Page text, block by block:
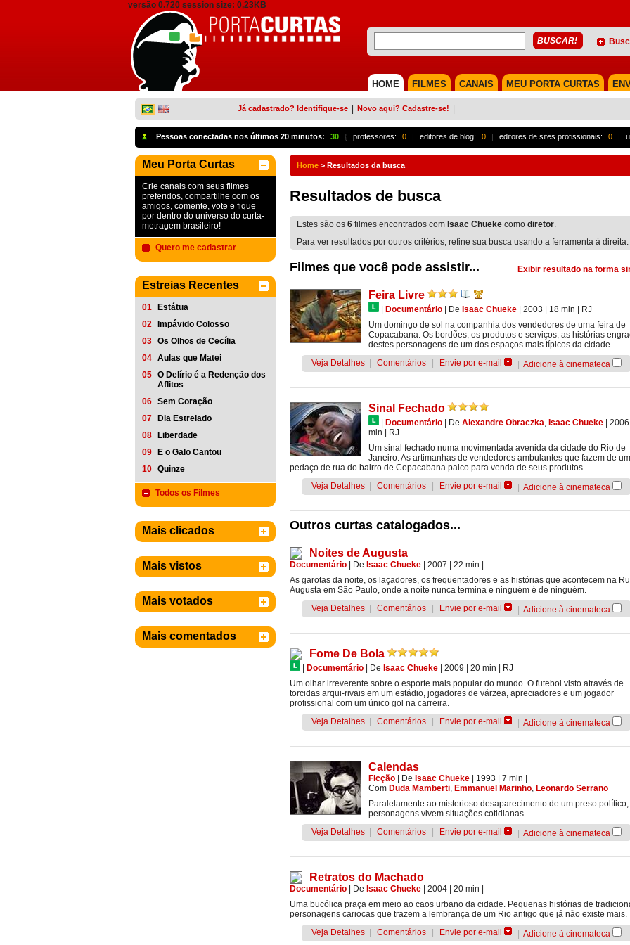
versão 0.720 session size: 0,23KB
MEU PORTA CURTAS
CANAIS
FILMES
HOME
Já cadastrado? Identifique-se Novo aqui? Cadastre-se!
Pessoas conectadas nos últimos 20 minutos: 30 { professores: 0 | editores de blog: 0 | editores de sites profissionais: 0 |
Meu Porta Curtas
Crie canais com seus filmes
preferidos, compartilhe com os
amigos, comente, vote e fique
por dentro do universo do curta-
metragem brasileiro!
Quero me cadastrar
Estreias Recentes
01
Estátua
02
Impávido Colosso
03 Os Olhos de Cecília
04 Aulas que Matei
05 O Delírio é a Redenção dos
Aflitos
06 Sem Coração
07
Dia Estrelado
08
Liberdade
09
E o Galo Cantou
10 Quinze
Todos os Filmes
Mais clicados
Mais vistos
Mais votados
Mais comentados
Home > Resultados da busca
Resultados de busca
Estes são os 6 filmes encontrados com Isaac Chueke como diretor.
Para ver resultados por outros critérios, refine sua busca usando a ferramenta à direita:
Exibir resultado na forma
Filmes que você pode assistir...
Feira Livre
Documentário De Isaac Chueke | 2003 | 18 min
RJ
Um domingo de sol na companhia dos vendedores de uma feira de
Copacabana. Os bordões, os produtos e serviços, as histórias
destes personagens de um dos espaços mais típicos da cidade.
Veja Detalhes
Comentários Envie por e-mail Adicione à cinemateca
Sinal Fechado
Documentário De Alexandre Obraczka, Isaac Chueke | 2006
min
RJ
Um sinal fechado numa movimentada avenida da cidade do Rio de
Janeiro. As artimanhas de vendedores ambulantes que fazem de um
pedaço de rua do bairro de Copacabana palco para venda de seus produtos.
Veja Detalhes
Comentários Envie por e-mail Adicione à cinemateca
Outros curtas catalogados...
Noites de Augusta
Documentário De Isaac Chueke | 2007 | 22 min
As garotas da noite, os laçadores, os freqüentadores e as histórias que acontecem na
Augusta em São Paulo, onde a noite nunca termina e ninguém é de ninguém.
Veja Detalhes
Comentários Envie por e-mail Adicione à cinemateca
Fome De Bola
Documentário De Isaac Chueke | 2009 | 20 min
RJ
Um olhar irreverente sobre o esporte mais popular do mundo. O futebol visto através de
torcidas arqui-rivais em um estádio, jogadores de várzea, apreciadores e um jogador
profissional com um único gol na carreira.
Veja Detalhes
Comentários Envie por e-mail Adicione à cinemateca
Calendas
Ficção De Isaac Chueke | 1993 | 7 min
Com Duda Mamberti, Emmanuel Marinho, Leonardo Serrano
Paralelamente ao misterioso desaparecimento de um preso
personagens vivem situações cotidianas.
Veja Detalhes
Comentários Envie por e-mail Adicione à cinemateca
Retratos do Machado
Documentário De Isaac Chueke | 2004 | 20 min
Uma bucólica praça em meio ao caos urbano da cidade. Pequenas histórias de
personagens cariocas que trazem a lembrança de um Rio antigo que já não existe mais.
Veja Detalhes
Comentários Envie por e-mail Adicione à cinemateca